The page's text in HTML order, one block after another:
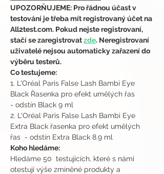
UPOZORŇUJEME: Pro řádnou účast v
testování je třeba mít registrovaný účet na
All2test.com. Pokud nejste registrovaní,
stačí se zaregistrovat zde. Neregistrovaní
uživatelé nejsou automaticky zařazení do
výběru testerů.
Co testujeme:
1. L'Oréal Paris False Lash Bambi Eye
Black Řasenka pro efekt umělých řas
- odstín Black 9 ml
2. L'Oréal Paris False Lash Bambi Eye
Extra Black řasenka pro efekt umělých
řas  - odstín Extra Black 8.9 ml
Koho hledáme:
Hledáme 50  testujících, které s námi
otestují výše zmíněné produkty a